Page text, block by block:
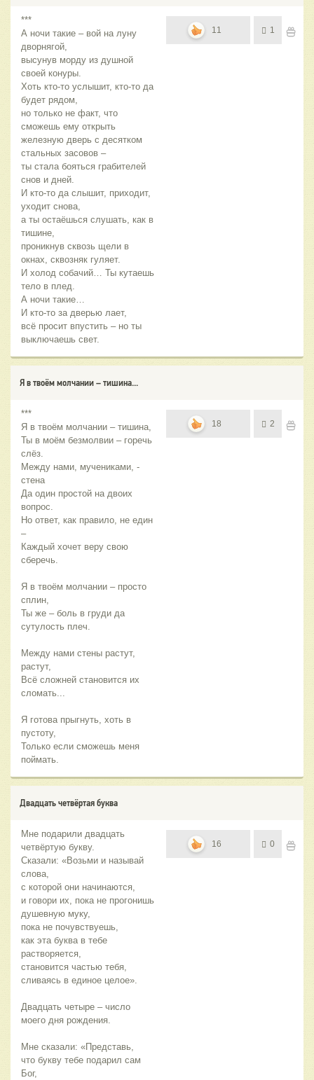
***
А ночи такие – вой на луну
дворнягой,
высунув морду из душной
своей конуры.
Хоть кто-то услышит, кто-то да
будет рядом,
но только не факт, что
сможешь ему открыть
железную дверь с десятком
стальных засовов –
ты стала бояться грабителей
снов и дней.
И кто-то да слышит, приходит,
уходит снова,
а ты остаёшься слушать, как в
тишине,
проникнув сквозь щели в
окнах, сквозняк гуляет.
И холод собачий… Ты кутаешь
тело в плед.
А ночи такие…
И кто-то за дверью лает,
всё просит впустить – но ты
выключаешь свет.
11 1
Я в твоём молчании – тишина...
***
Я в твоём молчании – тишина,
Ты в моём безмолвии – горечь
слёз.
Между нами, мучениками, -
стена
Да один простой на двоих
вопрос.
Но ответ, как правило, не един
–
Каждый хочет веру свою
сберечь.
Я в твоём молчании – просто
сплин,
Ты же – боль в груди да
сутулость плеч.
Между нами стены растут,
растут,
Всё сложней становится их
сломать...
Я готова прыгнуть, хоть в
пустоту,
Только если сможешь меня
поймать.
18 2
Двадцать четвёртая буква
Мне подарили двадцать
четвёртую букву.
Сказали: «Возьми и называй
слова,
с которой они начинаются,
и говори их, пока не прогонишь
душевную муку,
пока не почувствуешь,
как эта буква в тебе
растворяется,
становится частью тебя,
сливаясь в единое целое».
Двадцать четыре – число
моего дня рождения.
Мне сказали: «Представь,
что букву тебе подарил сам
Бог,
16 0